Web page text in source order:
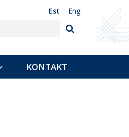
est eng
KONTAKT